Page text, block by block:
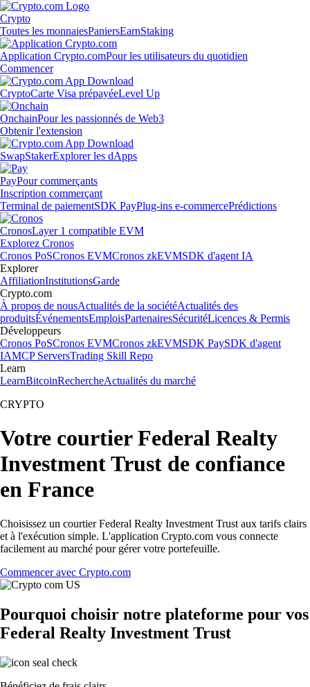
Crypto
Toutes les monnaiesPaniersEarnStaking
Application Crypto.comPour les utilisateurs du quotidien
Commencer
CryptoCarte Visa prépayéeLevel Up
OnchainPour les passionnés de Web3
Obtenir l'extension
SwapStakerExplorer les dApps
PayPour commerçants
Inscription commerçant
Terminal de paiementSDK PayPlug-ins e-commercePrédictions
CronosLayer 1 compatible EVM
Explorez Cronos
Cronos PoSCronos EVMCronos zkEVMSDK d'agent IA
Explorer
AffiliationInstitutionsGarde
Crypto.com
À propos de nousActualités de la sociétéActualités des
produitsÉvénementsEmploisPartenairesSécuritéLicences & Permis
Développeurs
Cronos PoSCronos EVMCronos zkEVMSDK PaySDK d'agent
IAMCP ServersTrading Skill Repo
Learn
LearnBitcoinRechercheActualités du marché
CRYPTO
Votre courtier Federal Realty
Investment Trust de confiance
en France
Choisissez un courtier Federal Realty Investment Trust aux tarifs clairs
et à l'exécution simple. L'application Crypto.com vous connecte
facilement au marché pour gérer votre portefeuille.
Commencer avec Crypto.com
Pourquoi choisir notre plateforme pour vos
Federal Realty Investment Trust